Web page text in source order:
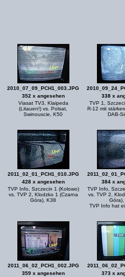
2010_07_09_PCH1_003.JPG
352 x angesehen
Viasat TV3, Klaipeda
(Litauen!) vs. Polsat,
Swinouscie, K50
338 x
TVP 1,
R-12 mit
DAB-
2011_02_01_PCH1_010.JPG
428 x angesehen
TVP Info, Szczecin 1 (Kolowo)
vs. TVP 2, Klodzko 1 (Czarna
Góra), K38
384 x
TVP Info,
vs. TVP 2,
TVP Info hat
2011_06_02_PCH1_002.JPG
359 x angesehen
373 x